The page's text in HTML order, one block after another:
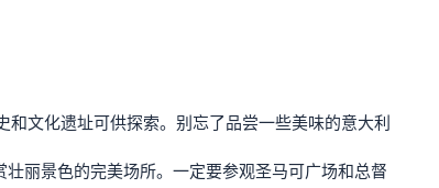
文化遗址可供探索。别忘了品尝一些美味的意大利
丽景色的完美场所。一定要参观圣马可广场和总督